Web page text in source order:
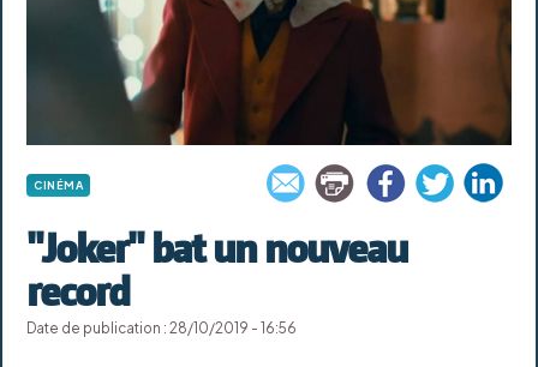
CINÉMA
"Joker" bat un nouveau
record
Date de publication : 28/10/2019 - 16:56